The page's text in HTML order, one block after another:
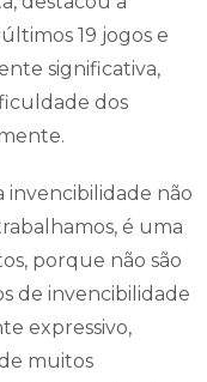
19 jogos e
significativa,
dos
invencibilidade não
é uma
porque não são
de invencibilidade
expressivo,
muitos